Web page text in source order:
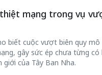
mạng trong vụ
biết cuộc vượt biên quy
gây sức ép chưa từng
của Tây Ban Nha.